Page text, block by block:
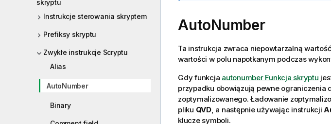
skryptu
Instrukcje sterowania skryptem
Prefiksy skryptu
Zwykłe instrukcje Scryptu
Alias
AutoNumber
Binary
AutoNumber
Ta instrukcja zwraca niepowtarzalną
wartości w polu napotkanym podczas
Gdy funkcja autonumber Funkcja skryptu
przypadku obowiązują pewne ograniczenia
zoptymalizowanego. Ładowanie
pliku QVD, a następnie używając instrukcji
klucze symboli.